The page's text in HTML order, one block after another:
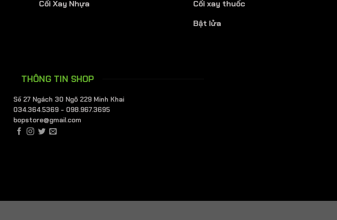
Cối Xay Nhựa
Cối xay thuốc
Bật lửa
THÔNG TIN SHOP
Số 27 Ngách 30 Ngõ 229 Minh Khai
034.364.5369 - 098.967.3695
bopstore@gmail.com